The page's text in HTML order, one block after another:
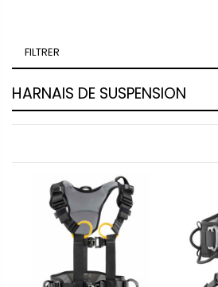
HARNAIS DE SUSPENSION
FILTRER